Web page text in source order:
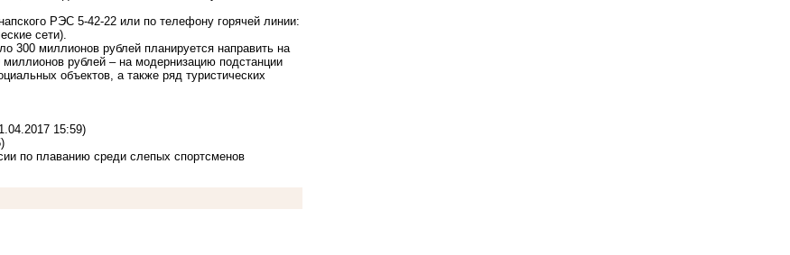
РЭС 5-42-22 или по телефону горячей линии:
сети).
300 миллионов рублей планируется направить на
рублей – на модернизацию подстанции
объектов, а также ряд туристических
15:59)
по плаванию среди слепых спортсменов